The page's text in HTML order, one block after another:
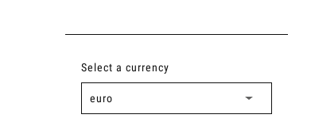
Select a currency